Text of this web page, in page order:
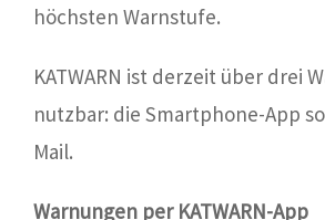
höchsten Warnstufe.
KATWARN ist derzeit über drei
nutzbar: die Smartphone-App
Mail.
Warnungen per KATWARN-App